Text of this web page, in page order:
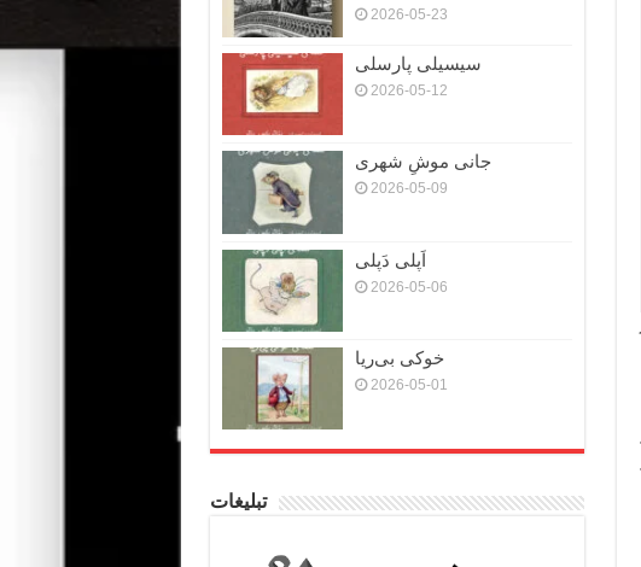
2026-05-23
سیسیلی پارسلی
2026-05-12
جانی موشِ شهری
2026-05-09
اَپلی دَپلی
2026-05-06
خوکی بی‌ریا
2026-05-01
تبلیغات